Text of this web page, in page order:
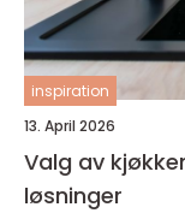
inspiration
13. April 2026
Valg av kjøkkenvask funksjon,
løsninger